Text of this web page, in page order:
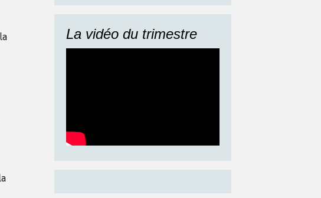
La vidéo du trimestre